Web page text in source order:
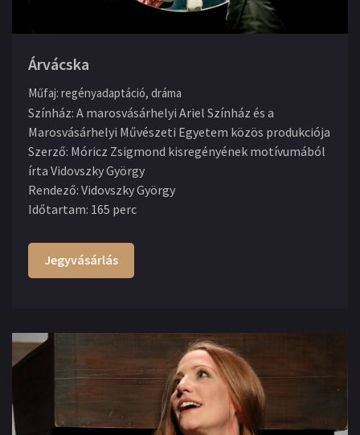
Árvácska
Műfaj: regényadaptáció, dráma
Színház: A marosvásárhelyi Ariel Színház és a
Marosvásárhelyi Művészeti Egyetem közös produkciója
Szerző: Móricz Zsigmond kisregényének motívumából
írta Vidovszky György
Rendező: Vidovszky György
Időtartam: 165 perc
Jegyvásárlás